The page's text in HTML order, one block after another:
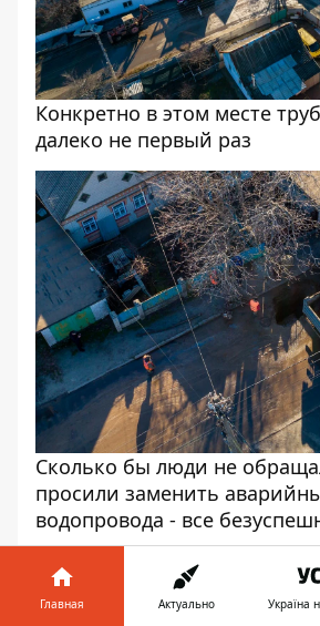
Конкретно в этом месте
далеко не первый раз
Сколько бы люди не
просили заменить
водопровода - все
Фото, видео: Дмитрий
Главная Актуально Україна